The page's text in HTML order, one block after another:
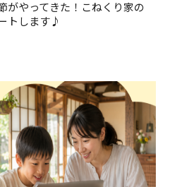
がやってきた！こねくり家の
トします♪